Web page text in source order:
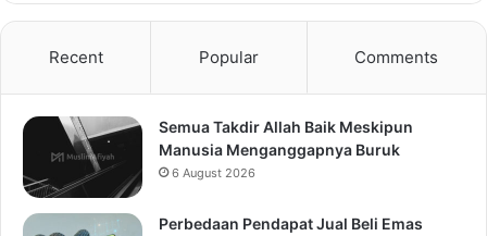
Recent Popular Comments
Semua Takdir Allah Baik Meskipun
Manusia Menganggapnya Buruk
6 August 2026
Perbedaan Pendapat Jual Beli Emas